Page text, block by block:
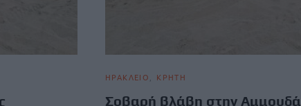
ΗΡΑΚΛΕΙΟ ΚΡΗΤΗ
Σοβαρή βλάβη στην